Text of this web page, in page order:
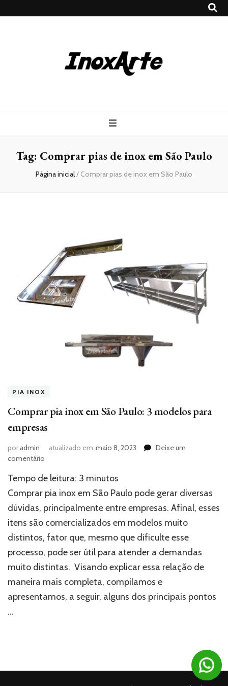
Tag: Comprar pias de inox em São Paulo
Página inicial/ Comprar pias de inox em São Paulo
PIA INOX
Comprar pia inox em São Paulo: 3 modelos para
empresas
poradmin atualizado em maio 8, 2023
Deixe um
comentário
pia
inox
em
São
Paulo:
modelos
para
empresas
Tempo de leitura: 3 minutos
Comprar pia inox em São Paulo pode gerar diversas
dúvidas, principalmente entre empresas. Afinal, esses
itens são comercializados em modelos muito
distintos, fator que, mesmo que dificulte esse
processo, pode ser útil para atender a demandas
muito distintas. Visando explicar essa relação de
maneira mais completa, compilamos e
apresentamos, a seguir, alguns dos principais pontos
…